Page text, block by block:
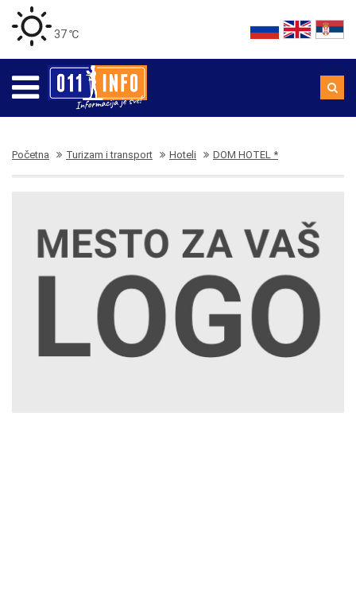
37 ℃
Početna Turizam i transport Hoteli DOM HOTEL *